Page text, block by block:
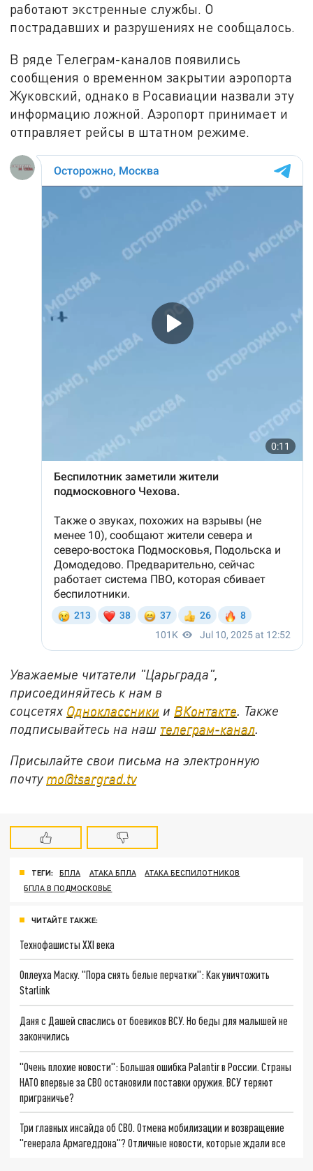
работают экстренные службы. О
пострадавших и разрушениях не сообщалось.
В ряде Телеграм-каналов появились
сообщения о временном закрытии аэропорта
Жуковский, однако в Росавиации назвали эту
информацию ложной. Аэропорт принимает и
отправляет рейсы в штатном режиме.
Уважаемые читатели "Царьграда",
присоединяйтесь к нам в
соцсетях Одноклассники и ВКонтакте . Также
подписывайтесь на наш телеграм-канал
Присылайте свои письма на электронную
почту mo@tsargrad.tv
ТЕГИ: БПЛА АТАКА БПЛА
АТАКА БЕСПИЛОТНИКОВ
БПЛА В ПОДМОСКОВЬЕ
ЧИТАЙТЕ ТАКЖЕ:
Технофашисты XXI века
Оплеуха Маску. "Пора снять белые перчатки": Как уничтожить
Starlink
Даня с Дашей спаслись от боевиков ВСУ. Но беды для малышей не
закончились
"Очень плохие новости": Большая ошибка Palantir в России. Страны
НАТО впервые за СВО остановили поставки оружия. ВСУ теряют
приграничье?
Три главных инсайда об СВО. Отмена мобилизации и возвращение
"генерала Армагеддона"? Отличные новости, которые ждали все